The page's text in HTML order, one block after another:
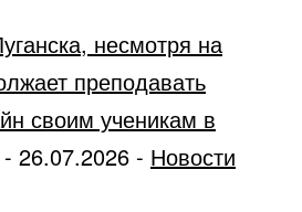
несмотря на
преподавать
своим ученикам в
- 26.07.2026 - Новости